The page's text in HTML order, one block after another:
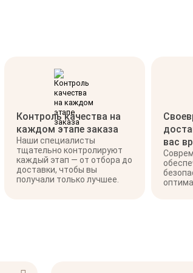
Контроль качества на
каждом этапе заказа
Наши специалисты
тщательно контролируют
каждый этап — от отбора до
доставки, чтобы вы
получали только лучшее.
вас